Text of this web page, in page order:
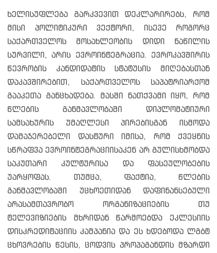
ხელისუფლება გარკვევით დეკლარირებს, რომ
მისი პოლიტიკური ვექტორი, ისევე როგორც
საქართველოს მოსახლეობის დიდი ნაწილის
სურვილი, არის ევროინტეგრაცია. ევროკავშირის
წევრობის კანდიდატის სტატუსის მიღებასთან
დაკავშირებით, საქართველოს საპატრიარქომ
გააკეთა განცხადება. მასში ნათქვამი იყო, რომ
წლების განმავლობაში დიპლომატიური
სამსახურის უმაღლესი პირებისგან ისმოდა
დამაჯერებელი დასტური იმისა, რომ ქვეყნის
სწრაფვა ევროინტეგრაციისაკენ არ გულისხმობდა
საკუთარი კულტურისა და ფასეულობების
უარყოფას. თუმცა, ფაქტია, წლების
განმავლობაში უცხოეთიდან დაფინანსებული
არასამთავრობო ორგანიზაციების თუ
ტელევიზიების მხრიდან წარმოებდა ეკლესიის
დისკრედიტაციის კამპანია და ეს ხდებოდა ლგბტ
ცხოვრების წესის, ცოდვის პროპაგანდის მზარდი